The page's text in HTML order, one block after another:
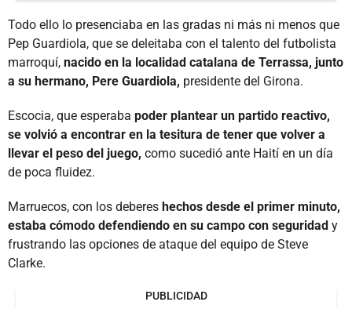
Todo ello lo presenciaba en las gradas ni más ni menos que
Pep Guardiola, que se deleitaba con el talento del futbolista
marroquí, nacido en la localidad catalana de Terrassa, junto
a su hermano, Pere Guardiola, presidente del Girona.
Escocia, que esperaba poder plantear un partido reactivo,
se volvió a encontrar en la tesitura de tener que volver a
llevar el peso del juego, como sucedió ante Haití en un día
de poca fluidez.
Marruecos, con los deberes hechos desde el primer minuto,
estaba cómodo defendiendo en su campo con seguridad y
frustrando las opciones de ataque del equipo de Steve
Clarke.
PUBLICIDAD